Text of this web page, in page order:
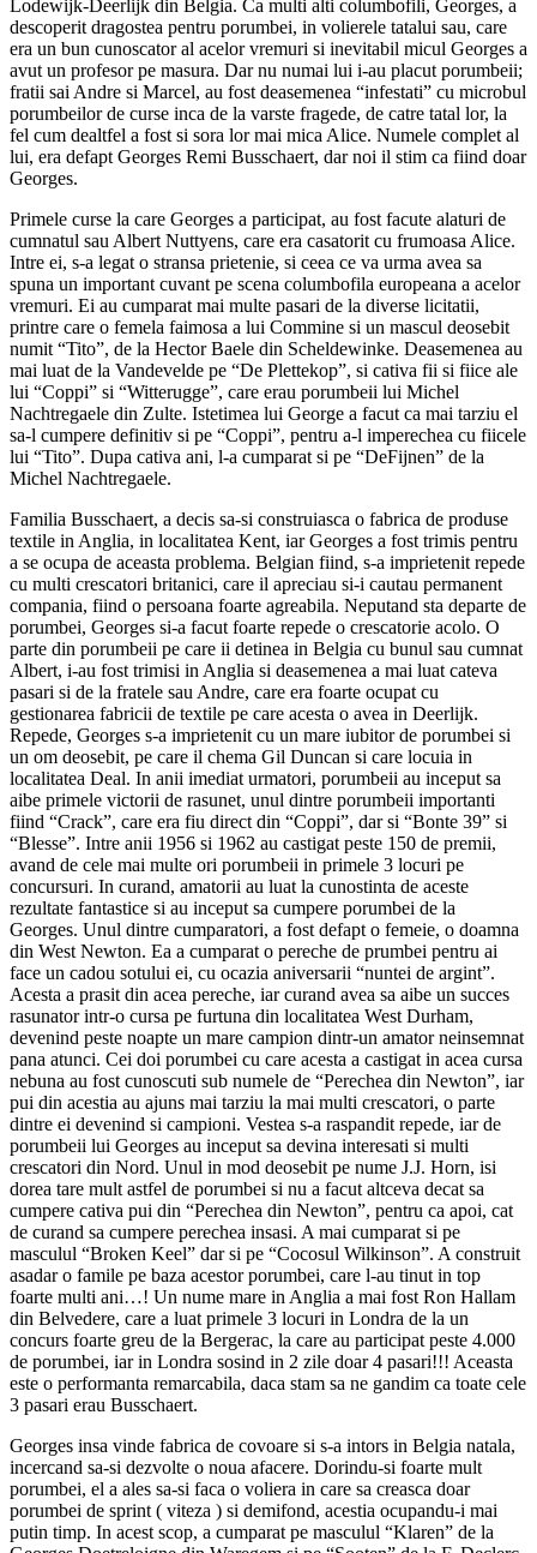
Lodewijk-Deerlijk din Belgia. Ca multi alti columbofili, Georges, a
descoperit dragostea pentru porumbei, in volierele tatalui sau, care
era un bun cunoscator al acelor vremuri si inevitabil micul Georges a
avut un profesor pe masura. Dar nu numai lui i-au placut porumbeii;
fratii sai Andre si Marcel, au fost deasemenea “infestati” cu microbul
porumbeilor de curse inca de la varste fragede, de catre tatal lor, la
fel cum dealtfel a fost si sora lor mai mica Alice. Numele complet al
lui, era defapt Georges Remi Busschaert, dar noi il stim ca fiind doar
Georges.
Primele curse la care Georges a participat, au fost facute alaturi de
cumnatul sau Albert Nuttyens, care era casatorit cu frumoasa Alice.
Intre ei, s-a legat o stransa prietenie, si ceea ce va urma avea sa
spuna un important cuvant pe scena columbofila europeana a acelor
vremuri. Ei au cumparat mai multe pasari de la diverse licitatii,
printre care o femela faimosa a lui Commine si un mascul deosebit
numit “Tito”, de la Hector Baele din Scheldewinke. Deasemenea au
mai luat de la Vandevelde pe “De Plettekop”, si cativa fii si fiice ale
lui “Coppi” si “Witterugge”, care erau porumbeii lui Michel
Nachtregaele din Zulte. Istetimea lui George a facut ca mai tarziu el
sa-l cumpere definitiv si pe “Coppi”, pentru a-l imperechea cu fiicele
lui “Tito”. Dupa cativa ani, l-a cumparat si pe “DeFijnen” de la
Michel Nachtregaele.
Familia Busschaert, a decis sa-si construiasca o fabrica de produse
textile in Anglia, in localitatea Kent, iar Georges a fost trimis pentru
a se ocupa de aceasta problema. Belgian fiind, s-a imprietenit repede
cu multi crescatori britanici, care il apreciau si-i cautau permanent
compania, fiind o persoana foarte agreabila. Neputand sta departe de
porumbei, Georges si-a facut foarte repede o crescatorie acolo. O
parte din porumbeii pe care ii detinea in Belgia cu bunul sau cumnat
Albert, i-au fost trimisi in Anglia si deasemenea a mai luat cateva
pasari si de la fratele sau Andre, care era foarte ocupat cu
gestionarea fabricii de textile pe care acesta o avea in Deerlijk.
Repede, Georges s-a imprietenit cu un mare iubitor de porumbei si
un om deosebit, pe care il chema Gil Duncan si care locuia in
localitatea Deal. In anii imediat urmatori, porumbeii au inceput sa
aibe primele victorii de rasunet, unul dintre porumbeii importanti
fiind “Crack”, care era fiu direct din “Coppi”, dar si “Bonte 39” si
“Blesse”. Intre anii 1956 si 1962 au castigat peste 150 de premii,
avand de cele mai multe ori porumbeii in primele 3 locuri pe
concursuri. In curand, amatorii au luat la cunostinta de aceste
rezultate fantastice si au inceput sa cumpere porumbei de la
Georges. Unul dintre cumparatori, a fost defapt o femeie, o doamna
din West Newton. Ea a cumparat o pereche de prumbei pentru ai
face un cadou sotului ei, cu ocazia aniversarii “nuntei de argint”.
Acesta a prasit din acea pereche, iar curand avea sa aibe un succes
rasunator intr-o cursa pe furtuna din localitatea West Durham,
devenind peste noapte un mare campion dintr-un amator neinsemnat
pana atunci. Cei doi porumbei cu care acesta a castigat in acea cursa
nebuna au fost cunoscuti sub numele de “Perechea din Newton”, iar
pui din acestia au ajuns mai tarziu la mai multi crescatori, o parte
dintre ei devenind si campioni. Vestea s-a raspandit repede, iar de
porumbeii lui Georges au inceput sa devina interesati si multi
crescatori din Nord. Unul in mod deosebit pe nume J.J. Horn, isi
dorea tare mult astfel de porumbei si nu a facut altceva decat sa
cumpere cativa pui din “Perechea din Newton”, pentru ca apoi, cat
de curand sa cumpere perechea insasi. A mai cumparat si pe
masculul “Broken Keel” dar si pe “Cocosul Wilkinson”. A construit
asadar o famile pe baza acestor porumbei, care l-au tinut in top
foarte multi ani…! Un nume mare in Anglia a mai fost Ron Hallam
din Belvedere, care a luat primele 3 locuri in Londra de la un
concurs foarte greu de la Bergerac, la care au participat peste 4.000
de porumbei, iar in Londra sosind in 2 zile doar 4 pasari!!! Aceasta
este o performanta remarcabila, daca stam sa ne gandim ca toate cele
3 pasari erau Busschaert.
Georges insa vinde fabrica de covoare si s-a intors in Belgia natala,
incercand sa-si dezvolte o noua afacere. Dorindu-si foarte mult
porumbei, el a ales sa-si faca o voliera in care sa creasca doar
porumbei de sprint ( viteza ) si demifond, acestia ocupandu-i mai
putin timp. In acest scop, a cumparat pe masculul “Klaren” de la